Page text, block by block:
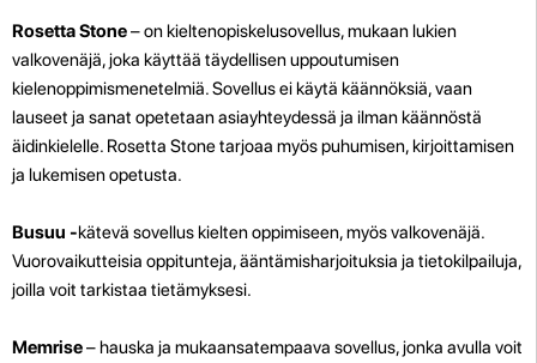
Rosetta Stone– on kieltenopiskelusovellus, mukaan lukien
valkovenäjä, joka käyttää täydellisen uppoutumisen
kielenoppimismenetelmiä. Sovellus ei käytä käännöksiä, vaan
lauseet ja sanat opetetaan asiayhteydessä ja ilman käännöstä
äidinkielelle. Rosetta Stone tarjoaa myös puhumisen, kirjoittamisen
ja lukemisen opetusta.
Busuu -kätevä sovellus kielten oppimiseen, myös valkovenäjä.
Vuorovaikutteisia oppitunteja, ääntämisharjoituksia ja tietokilpailuja,
joilla voit tarkistaa tietämyksesi.
Memrise– hauska ja mukaansatempaava sovellus, jonka avulla voit